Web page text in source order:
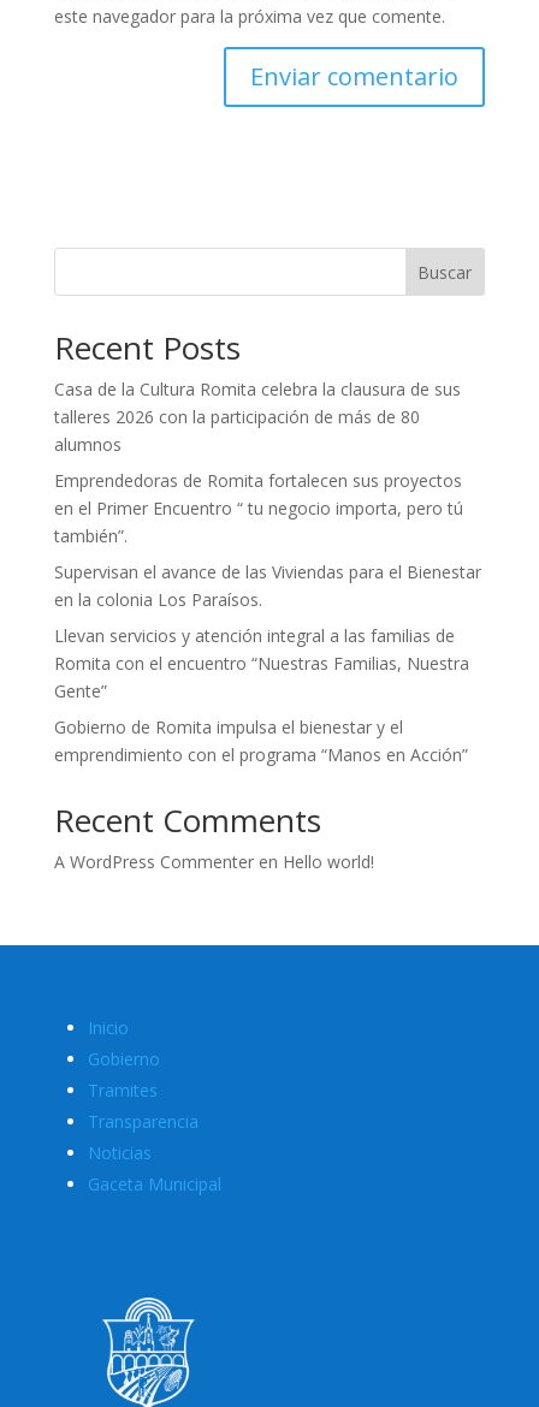
este navegador para la próxima vez que comente.
Buscar
Recent Posts
Casa de la Cultura Romita celebra la clausura de sus
talleres 2026 con la participación de más de 80
alumnos
Emprendedoras de Romita fortalecen sus proyectos
en el Primer Encuentro “ tu negocio importa, pero tú
también”.
Supervisan el avance de las Viviendas para el Bienestar
en la colonia Los Paraísos.
Llevan servicios y atención integral a las familias de
Romita con el encuentro “Nuestras Familias, Nuestra
Gente”
Gobierno de Romita impulsa el bienestar y el
emprendimiento con el programa “Manos en Acción”
Recent Comments
A WordPress Commenteren Hello world!
Inicio
Gobierno
Tramites
Transparencia
Noticias
Gaceta Municipal